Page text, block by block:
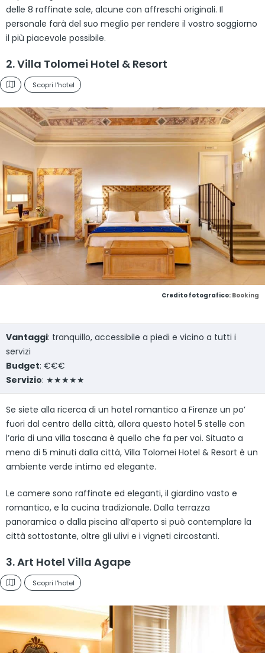
delle 8 raffinate sale, alcune con affreschi originali. Il
personale farà del suo meglio per rendere il vostro soggiorno
il più piacevole possibile.
2. Villa Tolomei Hotel & Resort
Scopri l'hotel
Credito fotografico: Booking
Vantaggi: tranquillo, accessibile a piedi e vicino a tutti i
servizi
Budget: €€€
Servizio: ★★★★★
Se siete alla ricerca di un hotel romantico a Firenze un po’
fuori dal centro della città, allora questo hotel 5 stelle con
l’aria di una villa toscana è quello che fa per voi. Situato a
meno di 5 minuti dalla città, Villa Tolomei Hotel & Resort è un
ambiente verde intimo ed elegante.
Le camere sono raffinate ed eleganti, il giardino vasto e
romantico, e la cucina tradizionale. Dalla terrazza
panoramica o dalla piscina all’aperto si può contemplare la
città sottostante, oltre gli ulivi e i vigneti circostanti.
3. Art Hotel Villa Agape
Scopri l'hotel